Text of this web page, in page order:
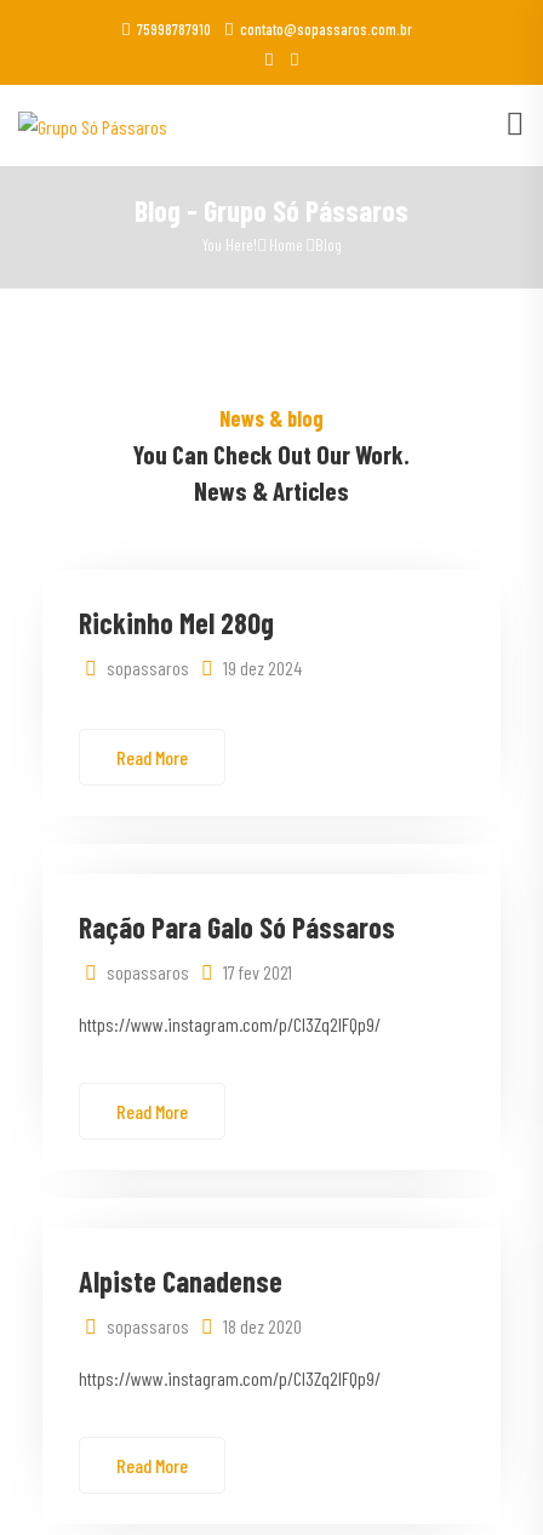
75998787910 contato@sopassaros.com.br
Blog - Grupo Só Pássaros
You Here! Home Blog
News & blog
You Can Check Out Our Work.
News & Articles
Rickinho Mel 280g
sopassaros 19 dez 2024
Read More
Ração Para Galo Só Pássaros
sopassaros 17 fev 2021
https://www.instagram.com/p/CI3Zq2lFQp9/
Read More
Alpiste Canadense
sopassaros 18 dez 2020
https://www.instagram.com/p/CI3Zq2lFQp9/
Read More